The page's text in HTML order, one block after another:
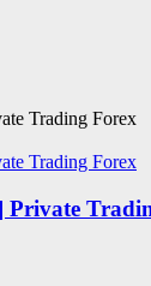
Private